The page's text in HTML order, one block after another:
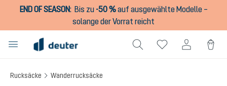
springen
END OF SEASON: Bis zu -50 %auf ausgewählte Modelle –
solange der Vorrat reicht
Rucksäcke Wanderrucksäcke